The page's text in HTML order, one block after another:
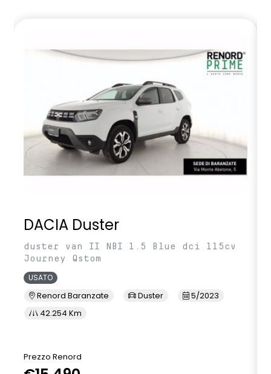
DACIA Duster
duster van II NBI 1.5 Blue dci 115cv
Journey Qstom
USATO
Renord Baranzate Duster
5/2023
42.254 Km
Prezzo Renord